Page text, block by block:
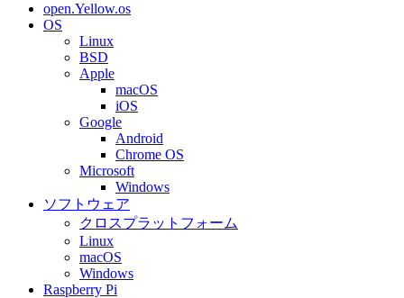
open.Yellow.os
OS
Linux
BSD
Apple
macOS
iOS
Google
Android
Chrome OS
Microsoft
Windows
ソフトウェア
クロスプラットフォーム
Linux
macOS
Windows
Raspberry Pi